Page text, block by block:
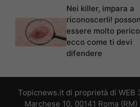
Nei killer, impara a
riconoscerli!
essere molto
ecco come ti devi
difendere
Topicnews.it di proprietà di WEB
Marchese 10, 00141 Roma